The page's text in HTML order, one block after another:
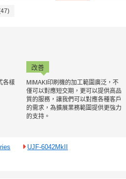
改善
各樣
MIMAKI印刷機的加工範圍廣泛，不
僅可以對應短交期，更可以提供高品
質的服務，讓我們可以對應各種客戶
的需求，為擴展業務範圍提供更強力
的支持。
UJF-6042MkII